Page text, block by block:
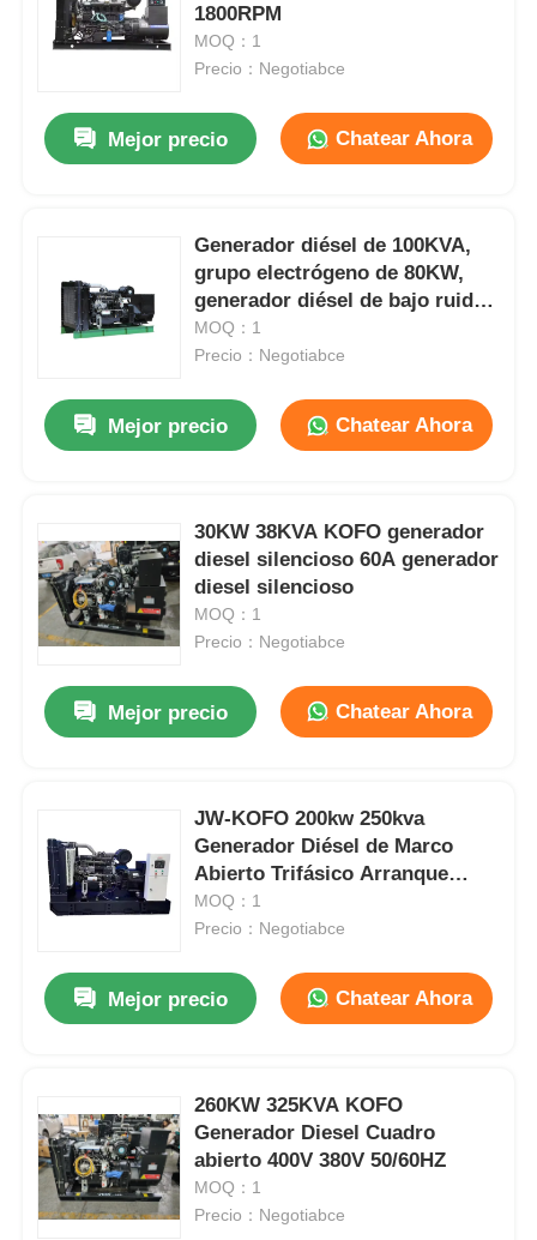
1800RPM
MOQ：1
Precio：Negotiabce
Mejor precio Chatear Ahora
Generador diésel de 100KVA,
grupo electrógeno de 80KW,
generador diésel de bajo ruido,
380V 400V
MOQ：1
Precio：Negotiabce
Mejor precio Chatear Ahora
30KW 38KVA KOFO generador
diesel silencioso 60A generador
diesel silencioso
MOQ：1
Precio：Negotiabce
Mejor precio Chatear Ahora
JW-KOFO 200kw 250kva
Generador Diésel de Marco
Abierto Trifásico Arranque
Automático
MOQ：1
Precio：Negotiabce
Mejor precio Chatear Ahora
260KW 325KVA KOFO
Generador Diesel Cuadro
abierto 400V 380V 50/60HZ
MOQ：1
Precio：Negotiabce